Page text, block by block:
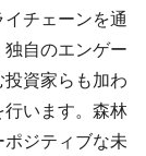
チェーンを通
自のエンゲー
資家らも加わ
行います。森林
ジティブな未